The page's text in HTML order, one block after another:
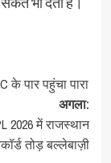
के पार पहुंचा पारा
अगला:
2026 में राजस्थान
तोड़ बल्लेबाज़ी